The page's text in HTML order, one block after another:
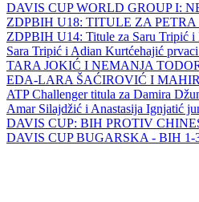
DAVIS CUP WORLD GROUP I:
ZDPBIH U18: TITULE ZA
ZDPBIH U14: Titule za Saru Tripić i
Sara Tripić i Adian Kurtćehajić
TARA JOKIĆ I NEMANJA
EDA-LARA ŠAĆIROVIĆ I
ATP Challenger titula za Damira
Amar Silajdžić i Anastasija Ignjatić
DAVIS CUP: BIH PROTIV
DAVIS CUP BUGARSKA - BIH